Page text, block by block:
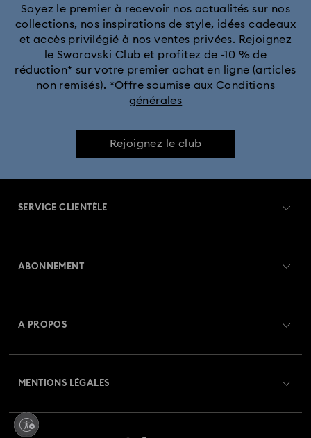
Soyez le premier à recevoir nos actualités sur nos
collections, nos inspirations de style, idées cadeaux
et accès privilégié à nos ventes privées. Rejoignez
le Swarovski Club et profitez de -10 % de
réduction* sur votre premier achat en ligne (articles
non remisés). *Offre soumise aux Conditions
générales
Rejoignez le club
SERVICE CLIENTÈLE
Retours et échanges
Statut de réparation
ABONNEMENT
A PROPOS
Alumni Community
MENTIONS LÉGALES
Conditions D’Utilisation